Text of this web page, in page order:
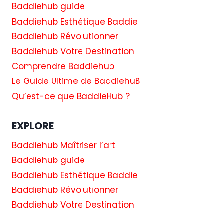
Baddiehub guide
Baddiehub Esthétique Baddie
Baddiehub Révolutionner
Baddiehub Votre Destination
Comprendre Baddiehub
Le Guide Ultime de BaddiehuB
Qu’est-ce que BaddieHub ?
EXPLORE
Baddiehub Maîtriser l’art
Baddiehub guide
Baddiehub Esthétique Baddie
Baddiehub Révolutionner
Baddiehub Votre Destination